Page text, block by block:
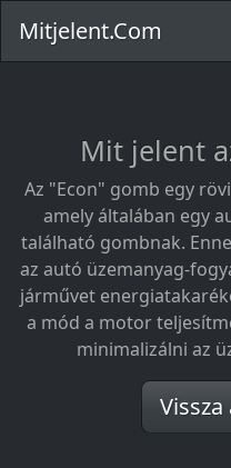
Mitjelent.Com
Mit jelent
Az "Econ" gomb egy
amely általában egy
található gombnak.
az autó üzemanyag-
járművet
a mód a motor
minimalizálni az